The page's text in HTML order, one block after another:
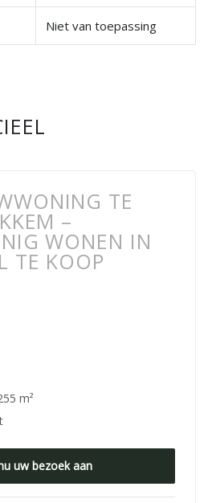
Niet van toepassing
TE
–
WONEN IN
TE KOOP
m²
uw bezoek aan